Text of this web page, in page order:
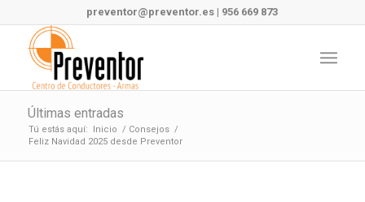
preventor@preventor.es | 956 669 873
Últimas entradas
Tú estás aquí: Inicio / Consejos /
Feliz Navidad 2025 desde Preventor